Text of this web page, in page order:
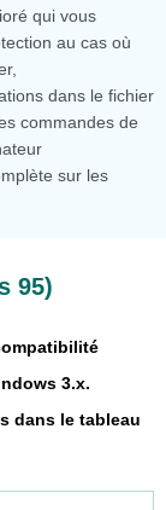
qui vous
au cas où
dans le fichier
commandes de
sur les
95)
3.x.
dans le tableau